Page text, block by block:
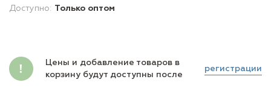
Доступно: Только оптом
Цены и добавление товаров в
корзину будут доступны после
регистрации